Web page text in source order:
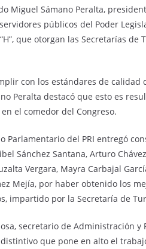
Miguel Sámano Peralta,
públicos del Poder
que otorgan las Secretarías de
con los estándares de calidad
Peralta destacó que esto es
el comedor del Congreso.
Parlamentario del PRI entregó
Sánchez Santana, Arturo
Vergara, Mayra Carbajal
Mejía, por haber obtenido los
impartido por la Secretaría de
secretario de Administración y
que pone en alto el